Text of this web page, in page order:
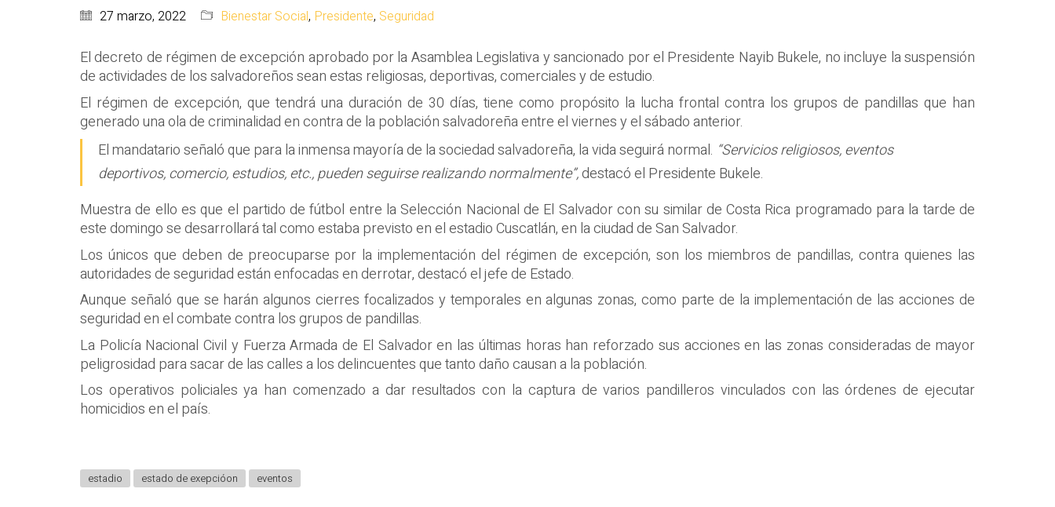
27 marzo, 2022 Bienestar Social, Presidente, Seguridad
El decreto de régimen de excepción aprobado por la Asamblea Legislativa y sancionado por el Presidente Nayib Bukele, no incluye la suspensión
de actividades de los salvadoreños sean estas religiosas, deportivas, comerciales y de estudio.
El régimen de excepción, que tendrá una duración de 30 días, tiene como propósito la lucha frontal contra los grupos de pandillas que han
generado una ola de criminalidad en contra de la población salvadoreña entre el viernes y el sábado anterior.
El mandatario señaló que para la inmensa mayoría de la sociedad salvadoreña, la vida seguirá normal. “Servicios religiosos, eventos
deportivos, comercio, estudios, etc., pueden seguirse realizando normalmente”,destacó el Presidente Bukele.
Muestra de ello es que el partido de fútbol entre la Selección Nacional de El Salvador con su similar de Costa Rica programado para la tarde de
este domingo se desarrollará tal como estaba previsto en el estadio Cuscatlán, en la ciudad de San Salvador.
Los únicos que deben de preocuparse por la implementación del régimen de excepción, son los miembros de pandillas, contra quienes las
autoridades de seguridad están enfocadas en derrotar, destacó el jefe de Estado.
Aunque señaló que se harán algunos cierres focalizados y temporales en algunas zonas, como parte de la implementación de las acciones de
seguridad en el combate contra los grupos de pandillas.
La Policía Nacional Civil y Fuerza Armada de El Salvador en las últimas horas han reforzado sus acciones en las zonas consideradas de mayor
peligrosidad para sacar de las calles a los delincuentes que tanto daño causan a la población.
Los operativos policiales ya han comenzado a dar resultados con la captura de varios pandilleros vinculados con las órdenes de ejecutar
homicidios en el país.
estadio estado de exepcióon eventos